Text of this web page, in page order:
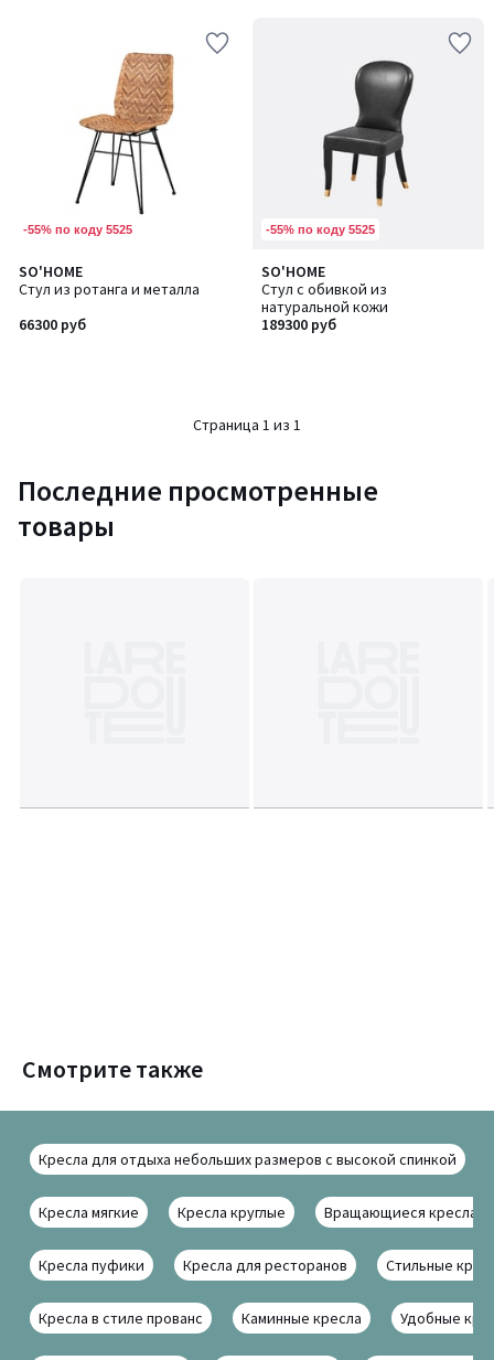
-55% по коду 5525
SO'HOME
Стул из ротанга и металла
66300 руб
-55% по коду 5525
SO'HOME
Стул с обивкой из
натуральной кожи
189300 руб
Страница 1 из 1
Последние просмотренные
товары
Смотрите также
Кресла для отдыха небольших размеров с высокой спинкой
Кресла мягкие Кресла круглые Вращающиеся кресла
Кресла пуфики Кресла для ресторанов Стильные
Кресла в стиле прованс Каминные кресла Удобные